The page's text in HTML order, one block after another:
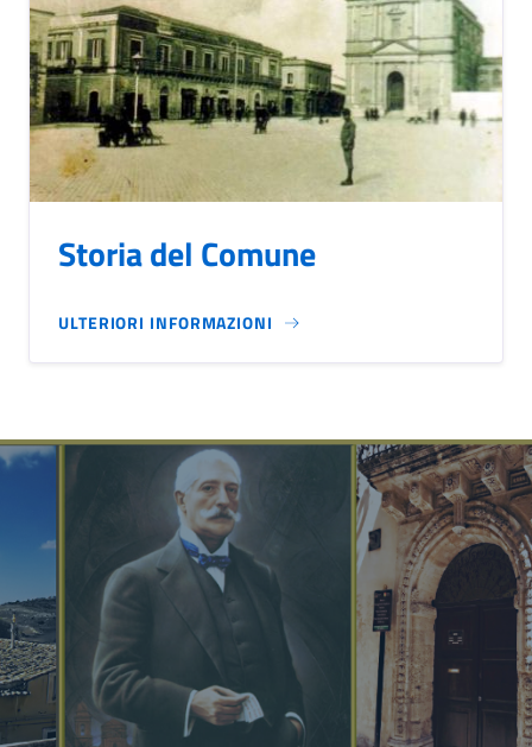
Storia del Comune
ULTERIORI INFORMAZIONI